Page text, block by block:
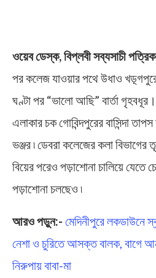
ওয়েব ডেস্ক, বিপ্লবী সব্যসাচী
পর কলেজ যাওয়ার পথে উধাও
ঘণ্টা পর “ভালো আছি” বার্তা
এলাকার চক গোবিন্দপুরের বাসিন্দা
ভঞ্জর ৷ ডেবরা কলেজের কলা বিভাগের
বিয়ের পরেও পড়াশোনা চালিয়ে যেতে
পড়াশোনা চলছেও ৷
আরও পড়ুন:- মেদিনীপুরে লকডাউনে
নেশা ও চুরিতে আসক্ত বালক, বাগে
নিরুপায় বাবা-মা